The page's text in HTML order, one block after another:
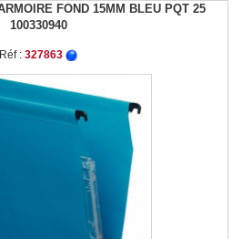
FOND 15MM BLEU PQT 25
100330940
Réf : 327863